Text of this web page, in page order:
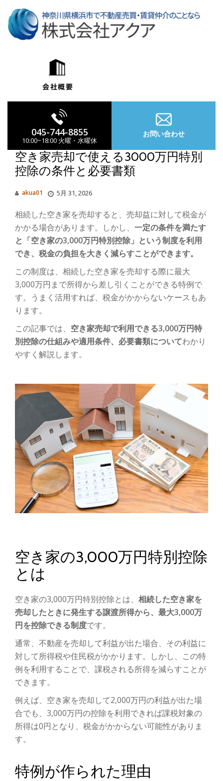
045-744-8855
10:00~18:00 火曜・水曜休
お問い合わせ
ゲ
ー
ョ
ン
を
り
え
空き家売却で使える3000万円特別
控除の条件と必要書類
akua01 5月 31, 2026
相続した空き家を売却すると、売却益に対して税金が
かかる場合があります。しかし、 一定の条件を満たす
と「空き家の3,000万円特別控除」という制度を利用
でき、税金の負担を大きく減らすことができます。
この制度は、相続した空き家を売却する際に最大
3,000万円まで所得から差し引くことができる特例で
す。うまく活用すれば、税金がかからないケースもあ
ります。
この記事では、 空き家売却で利用できる3,000万円特
別控除の仕組みや適用条件、必要書類についてわかり
やすく解説します。
空き家の3,000万円特別控除
とは
空き家の3,000万円特別控除とは、 相続した空き家を
売却したときに発生する譲渡所得から、最大3,000万
円を控除できる制度です。
通常、不動産を売却して利益が出た場合、その利益に
対して所得税や住民税がかかります。しかし、この特
例を利用することで、課税される所得を減らすことが
できます。
例えば、空き家を売却して2,000万円の利益が出た場
合でも、3,000万円の控除を利用できれば課税対象の
所得は0円となり、税金がかからない可能性がありま
す。
特例が作られた理由